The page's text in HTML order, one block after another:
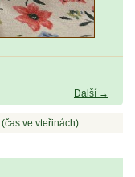
Další →
(čas ve vteřinách)